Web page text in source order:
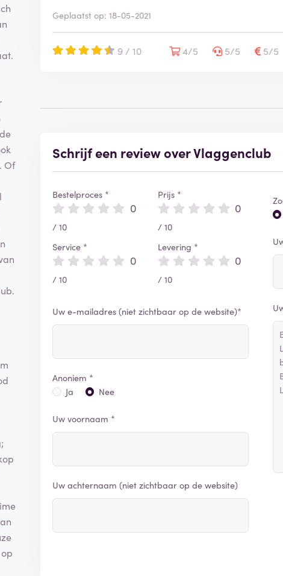
Of
Geplaatst op: 18-05-2021
9 / 10 4/5 5/5 5/5
Schrijf een review over Vlaggenclub
Bestelproces *
0
/ 10
Service *
0
/ 10
Prijs *
0
/ 10
Levering *
0
/ 10
Uw e-mailadres (niet zichtbaar op de website)*
Anoniem *
Ja
Nee
Uw voornaam *
Uw achternaam (niet zichtbaar op de website)